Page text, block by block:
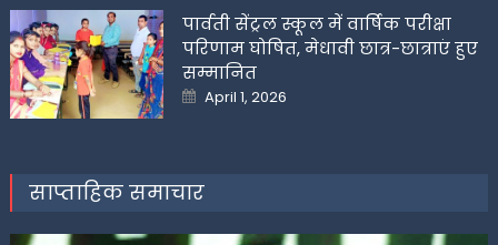
पार्वती सेंट्रल स्कूल में वार्षिक परीक्षा
परिणाम घोषित, मेधावी छात्र-छात्राएं हुए
सम्मानित
Posted
on
April 1, 2026
साप्ताहिक समाचार